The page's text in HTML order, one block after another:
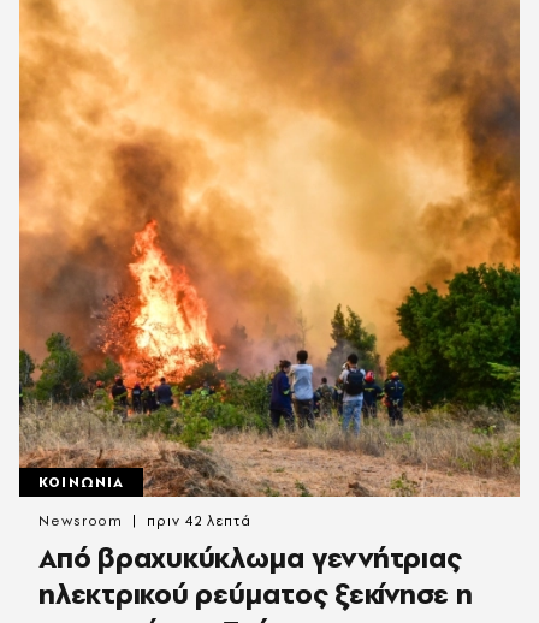
ΚΟΙΝΩΝΙΑ
Από βραχυκύκλωμα γεννήτριας
ηλεκτρικού ρεύματος ξεκίνησε η
Newsroom πριν 42 λεπτά